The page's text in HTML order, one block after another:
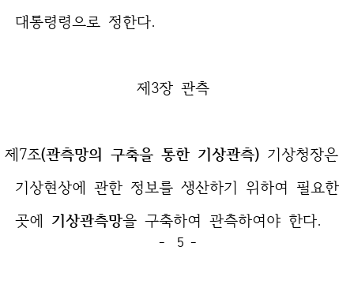
대통령령으로 정한다.
제3장 관측
제7조(관측망의 구축을 통한 기상관측)기상청장은
기상현상에 관한 정보를 생산하기 위하여 필요한
곳에 기상관측망을 구축하여 관측하여야 한다.
- 5 -